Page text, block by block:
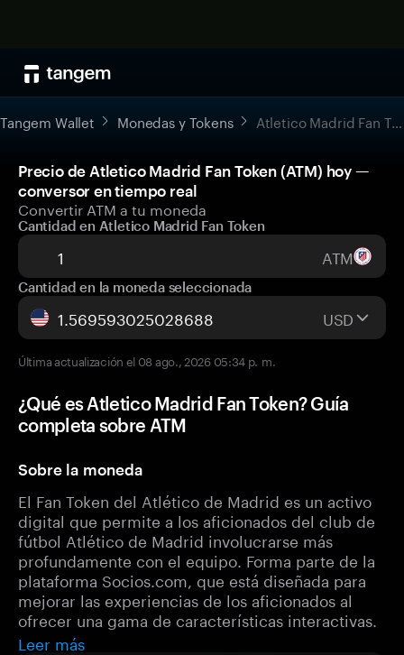
Tangem Wallet Monedas y Tokens Atletico Madrid Fan Token
Precio de Atletico Madrid Fan Token (ATM) hoy —
conversor en tiempo real
Convertir ATM a tu moneda
Cantidad en Atletico Madrid Fan Token
ATM
Cantidad en la moneda seleccionada
USD
Última actualización el 08 ago., 2026 05:34 p. m.
¿Qué es Atletico Madrid Fan Token? Guía
completa sobre ATM
Sobre la moneda
El Fan Token del Atlético de Madrid es un activo
digital que permite a los aficionados del club de
fútbol Atlético de Madrid involucrarse más
profundamente con el equipo. Forma parte de la
plataforma Socios.com, que está diseñada para
mejorar las experiencias de los aficionados al
ofrecer una gama de características interactivas.
Leer más